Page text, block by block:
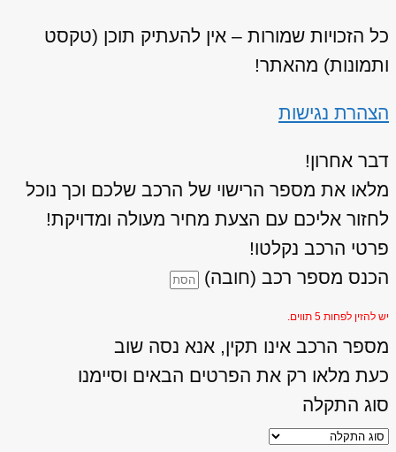
כל הזכויות שמורות – אין להעתיק תוכן (טקסט
ותמונות) מהאתר!
הצהרת נגישות
דבר אחרון!
מלאו את מספר הרישוי של הרכב שלכם וכך נוכל
לחזור אליכם עם הצעת מחיר מעולה ומדויקת!
פרטי הרכב נקלטו!
הכנס מספר רכב (חובה)
יש להזין לפחות 5 תווים.
מספר הרכב אינו תקין, אנא נסה שוב
כעת מלאו רק את הפרטים הבאים וסיימנו
סוג התקלה